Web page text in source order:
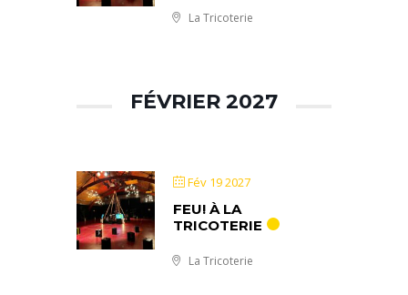
La Tricoterie
FÉVRIER 2027
Fév 19 2027
FEU! À LA
TRICOTERIE
La Tricoterie